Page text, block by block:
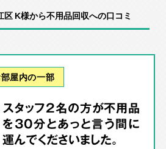
K様から不用品回収への口コミ
屋内の一部
スタッフ2名の方が不用品
を30分とあっと言う間に
運んでくださいました。